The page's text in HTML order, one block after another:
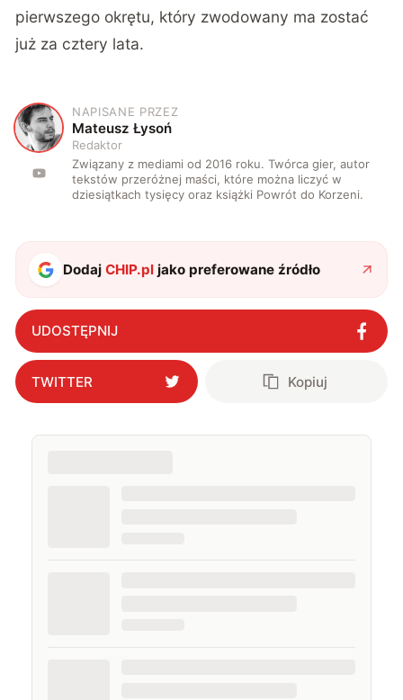
pierwszego okrętu, który zwodowany ma zostać
już za cztery lata.
M
NAPISANE PRZEZ
Mateusz Łysoń
Redaktor
Związany z mediami od 2016 roku. Twórca gier, autor
tekstów przeróżnej maści, które można liczyć w
dziesiątkach tysięcy oraz książki Powrót do Korzeni.
DodajCHIP.pl jako preferowane źródło
UDOSTĘPNIJ
TWITTER Kopiuj